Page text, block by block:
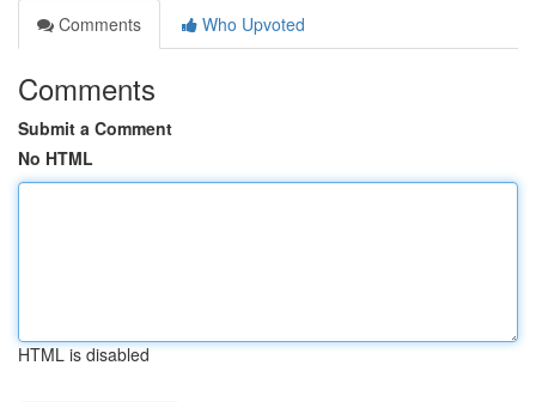
Comments
Who Upvoted
Comments
Submit a Comment
No HTML
HTML is disabled